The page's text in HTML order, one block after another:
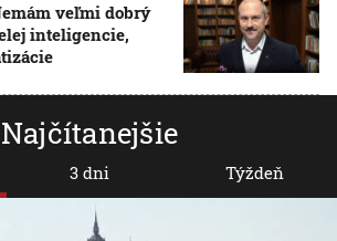
veľmi dobrý
inteligencie,
Najčítanejšie
3 dni Týždeň